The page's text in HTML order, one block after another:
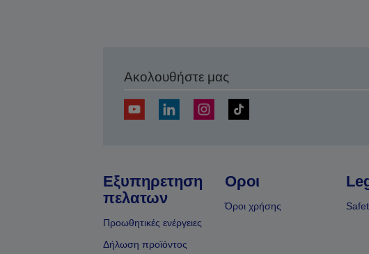
Ακολουθήστε μας
Εξυπηρετηση
πελατων
Προωθητικές ενέργειες
Δήλωση προϊόντος
Οροι
Όροι χρήσης